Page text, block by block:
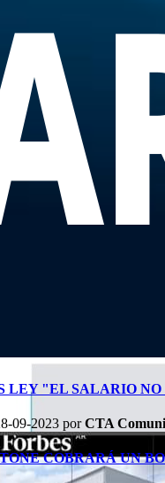
LEY "EL SALARIO
09-2023 porCTA
COBRARÁ UN